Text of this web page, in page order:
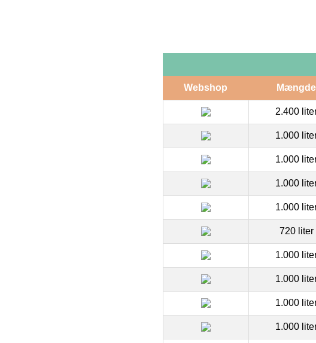
Webshop Mængde
2.400
1.000
1.000
1.000
1.000
720 liter
1.000
1.000
1.000
1.000